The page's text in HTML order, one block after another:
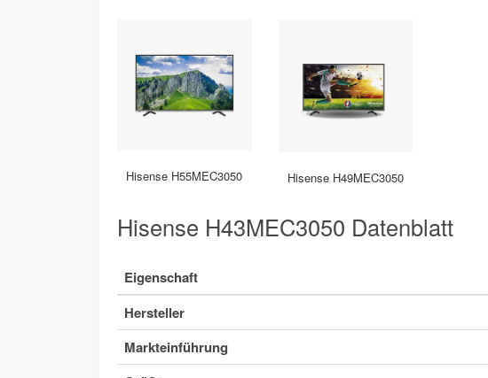
Hisense H55MEC3050 Hisense H49MEC3050
Hisense H43MEC3050 Datenblatt
Eigenschaft
Hersteller
Markteinführung